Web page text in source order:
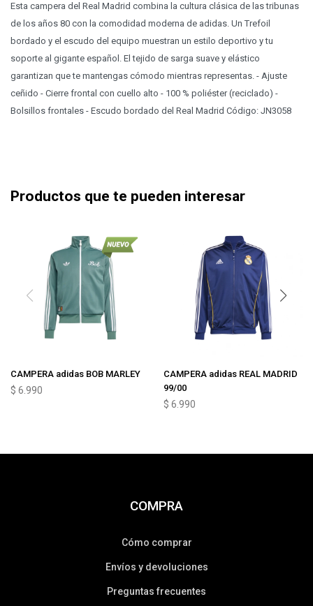
Esta campera del Real Madrid combina la cultura clásica de las tribunas
de los años 80 con la comodidad moderna de adidas. Un Trefoil
bordado y el escudo del equipo muestran un estilo deportivo y tu
soporte al gigante español. El tejido de sarga suave y elástico
garantizan que te mantengas cómodo mientras representas. - Ajuste
ceñido - Cierre frontal con cuello alto - 100 % poliéster (reciclado) -
Bolsillos frontales - Escudo bordado del Real Madrid Código: JN3058
Productos que te pueden interesar
CAMPERA adidas BOB MARLEY
$ 6.990
CAMPERA adidas REAL MADRID
99/00
$ 6.990
COMPRA
Cómo comprar
Envíos y devoluciones
Preguntas frecuentes